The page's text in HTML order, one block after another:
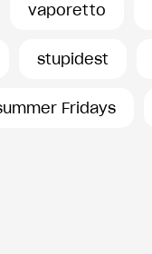
vaporetto
stupidest
Fridays